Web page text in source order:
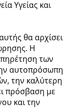
Υγείας και
θα αρχίσει
Η
των
αυτοπρόσωπη
την καλύτερη
πρόσβαση με
και την